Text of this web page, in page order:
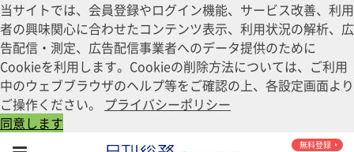
当サイトでは、会員登録やログイン機能、サービス改善、利用
者の興味関心に合わせたコンテンツ表示、利用状況の解析、広
告配信・測定、広告配信事業者へのデータ提供のために
Cookieを利用します。Cookieの削除方法については、ご利用
中のウェブブラウザのヘルプ等をご確認の上、各設定画面より
ご操作ください。 プライバシーポリシー
同意します
無料登録